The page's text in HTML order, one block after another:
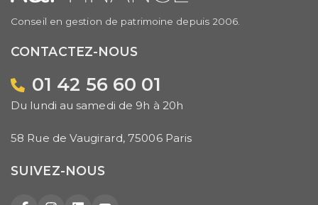
Conseil en gestion de patrimoine depuis 2006.
CONTACTEZ-NOUS
01 42 56 60 01
Du lundi au samedi de 9h à 20h
58 Rue de Vaugirard, 75006 Paris
SUIVEZ-NOUS